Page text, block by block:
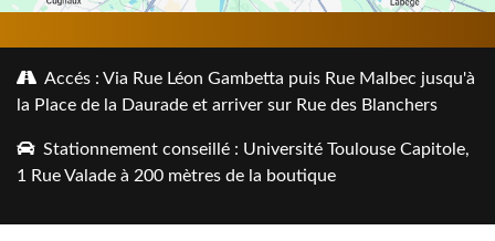
Accés : Via Rue Léon Gambetta puis Rue Malbec jusqu'à
la Place de la Daurade et arriver sur Rue des Blanchers
Stationnement conseillé : Université Toulouse Capitole,
1 Rue Valade à 200 mètres de la boutique